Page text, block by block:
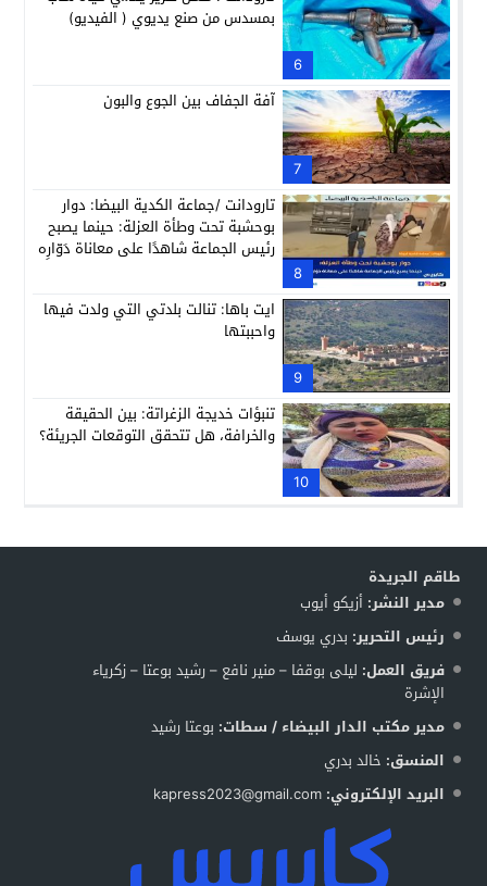
6
بمسدس من صنع يديوي ( الفيديو)
7
آفة الجفاف بين الجوع والبون
8
تارودانت /جماعة الكدية البيضا: دوار
بوحشبة تحت وطأة العزلة: حينما يصبح
رئيس الجماعة شاهدًا على معاناة دَوّارِه
9
ايت باها: تنالت بلدتي التي ولدت فيها
واحببتها
10
تنبؤات خديجة الزغراتة: بين الحقيقة
والخرافة، هل تتحقق التوقعات الجريئة؟
طاقم الجريدة
مدير النشر: أزيكو أيوب
رئيس التحرير: بدري يوسف
فريق العمل: ليلى بوقفا – منير نافع – رشيد بوعتا – زكرياء
الإشرة
مدير مكتب الدار البيضاء / سطات: بوعتا رشيد
المنسق: خالد بدري
البريد الإلكتروني: kapress2023@gmail.com